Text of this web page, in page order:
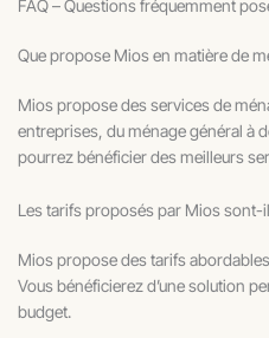
FAQ – Questions fréquemment
Que propose Mios en matière de
Mios propose des services de
entreprises, du ménage général à
pourrez bénéficier des meilleurs
Les tarifs proposés par Mios sont-
Mios propose des tarifs
Vous bénéficierez d’une solution
budget.